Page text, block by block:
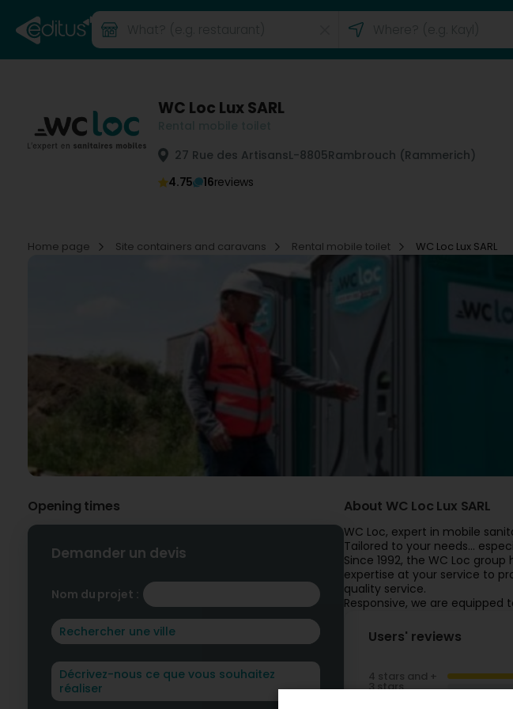
WC Loc Lux SARL
27 Rue des ArtisansL-8805Rambrouch (Rammerich)
4.75
16reviews
Home page
Site containers and caravans Rental mobile toilet WC Loc Lux SARL
Opening times
Demander un devis
Nom du projet :
About WC Loc Lux SARL
WC Loc, expert in mobile
Tailored to your needs...
Since 1992, the WC Loc
expertise at your service to
quality service.
Responsive, we are
Users' reviews
4 stars and +
3 stars